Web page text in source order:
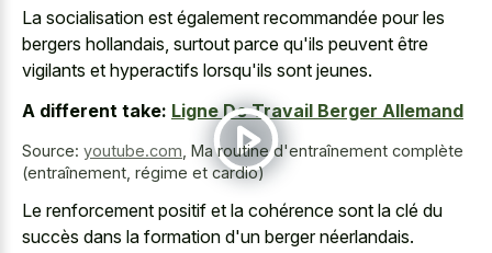
La socialisation est également recommandée pour les
bergers hollandais, surtout parce qu'ils peuvent être
vigilants et hyperactifs lorsqu'ils sont jeunes.
A different take: Ligne De Travail Berger Allemand
Source: youtube.com Ma routine d'entraînement complète
(entraînement, régime et cardio)
Le renforcement positif et la cohérence sont la clé du
succès dans la formation d'un berger néerlandais.